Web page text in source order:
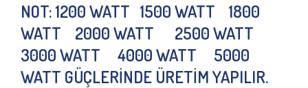
NOT: 1200 WATT 1500 WATT 1800
WATT 2000 WATT 2500 WATT
3000 WATT 4000 WATT 5000
WATT GÜÇLERİNDE ÜRETİM YAPILIR.